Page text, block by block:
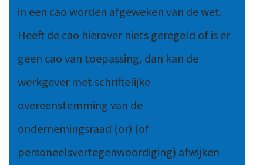
in een cao worden afgeweken van de wet.
Heeft de cao hierover niets geregeld of is er
geen cao van toepassing, dan kan de
werkgever met schriftelijke
overeenstemming van de
ondernemingsraad (or) (of
personeelsvertegenwoordiging) afwijken